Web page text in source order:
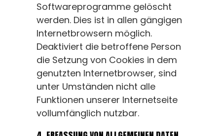
Softwareprogramme gelöscht
werden. Dies ist in allen gängigen
Internetbrowsern möglich.
Deaktiviert die betroffene Person
die Setzung von Cookies in dem
genutzten Internetbrowser, sind
unter Umständen nicht alle
Funktionen unserer Internetseite
vollumfänglich nutzbar.